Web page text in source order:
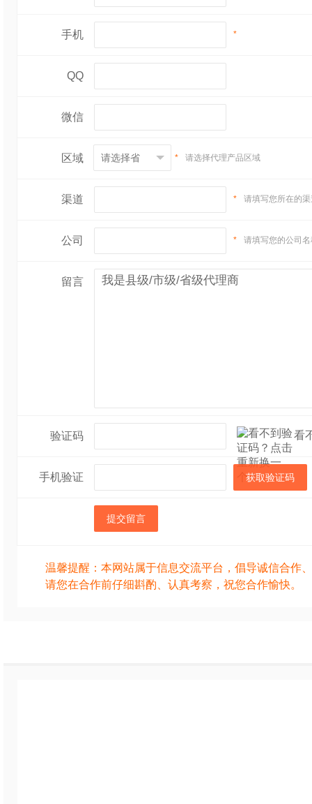
手机 *
QQ
微信
区域 * 请选择代理产品区域
渠道 * 请填写您所在的
公司 * 请填写您的公司
留言
验证码 看
手机验证 获取验证码
提交留言
温馨提醒：本网站属于信息交流平台，倡导诚信合作
请您在合作前仔细斟酌、认真考察，祝您合作愉快。